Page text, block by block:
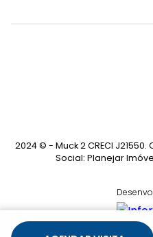
2024 © - Muck 2 CRECI J21550.
Social: Planejar